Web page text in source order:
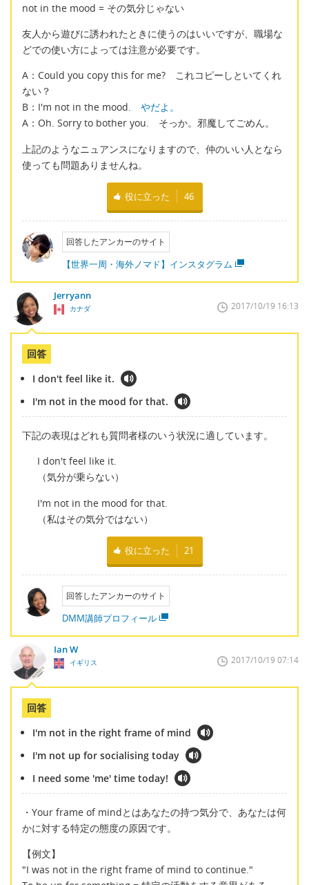
not in the mood = その気分じゃない
友人から遊びに誘われたときに使うのはいいですが、職場な
どでの使い方によっては注意が必要です。
A：Could you copy this for me? これコピーしといてくれ
ない？
B：I'm not in the mood. やだよ。
A：Oh. Sorry to bother you. そっか。邪魔してごめん。
上記のようなニュアンスになりますので、仲のいい人となら
使っても問題ありませんね。
役に立った 46
回答したアンカーのサイト
【世界一周・海外ノマド】インスタグラム
Jerryann
カナダ 2017/10/19 16:13
回答
I don't feel like it.
I'm not in the mood for that.
下記の表現はどれも質問者様のいう状況に適しています。
I don't feel like it.
（気分が乗らない）
I'm not in the mood for that.
（私はその気分ではない）
役に立った 21
回答したアンカーのサイト
DMM講師プロフィール
Ian W
イギリス 2017/10/19 07:14
回答
I'm not in the right frame of mind
I'm not up for socialising today
I need some 'me' time today!
・Your frame of mindとはあなたの持つ気分で、あなたは何
かに対する特定の態度の原因です。
【例文】
"I was not in the right frame of mind to continue."